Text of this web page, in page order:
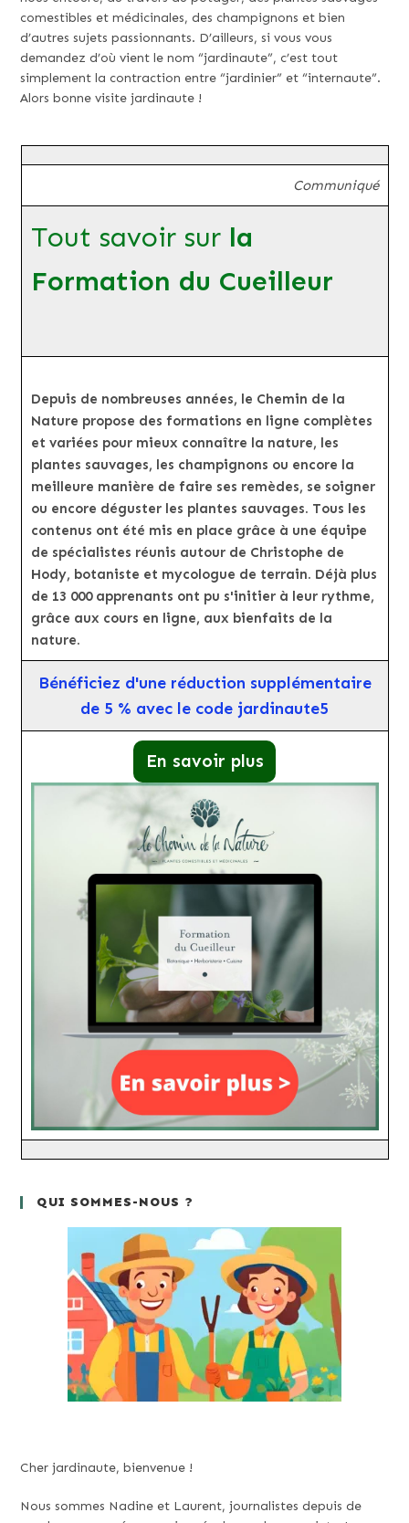
comestibles et médicinales, des champignons et bien
d’autres sujets passionnants. D’ailleurs, si vous vous
demandez d’où vient le nom “jardinaute”, c’est tout
simplement la contraction entre “jardinier” et “internaute”.
Alors bonne visite jardinaute !
Communiqué
Tout savoir sur la
Formation du Cueilleur
Depuis de nombreuses années, le Chemin de la
Nature propose des formations en ligne complètes
et variées pour mieux connaître la nature, les
plantes sauvages, les champignons ou encore la
meilleure manière de faire ses remèdes, se soigner
ou encore déguster les plantes sauvages. Tous les
contenus ont été mis en place grâce à une équipe
de spécialistes réunis autour de Christophe de
Hody, botaniste et mycologue de terrain. Déjà plus
de 13 000 apprenants ont pu s'initier à leur rythme,
grâce aux cours en ligne, aux bienfaits de la
nature.
Bénéficiez d'une réduction supplémentaire
de 5 % avec le code jardinaute5
En savoir plus
QUI SOMMES-NOUS ?
Cher jardinaute, bienvenue !
Nous sommes Nadine et Laurent, journalistes depuis de